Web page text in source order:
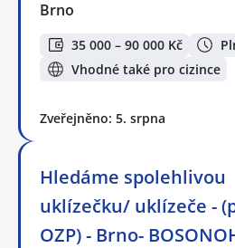
Brno
35 000 – 90 000 Kč
Vhodné také pro cizince
Zveřejněno: 5. srpna
Hledáme spolehlivou
uklízečku/ uklízeče -
OZP) - Brno-